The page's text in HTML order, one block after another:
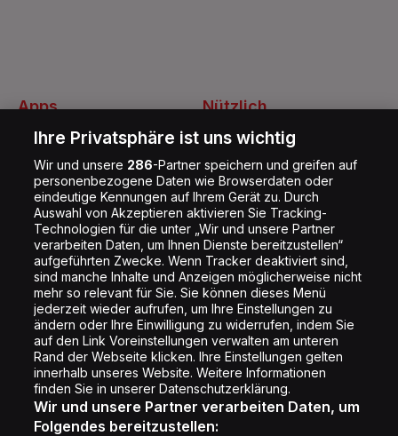
Folge uns
Nützlich
Kontakt
Jobs
Shop
Impressum
Rechtliches
Datenschutz
Cookie Liste
Cookie Einstellung
Apps
Energy Radio App
Ihre Privatsphäre ist uns wichtig
Wir und unsere 286-Partner speichern und greifen auf
personenbezogene Daten wie Browserdaten oder
eindeutige Kennungen auf Ihrem Gerät zu. Durch
Auswahl von Akzeptieren aktivieren Sie Tracking-
Technologien für die unter „Wir und unsere Partner
verarbeiten Daten, um Ihnen Dienste bereitzustellen“
aufgeführten Zwecke. Wenn Tracker deaktiviert sind,
sind manche Inhalte und Anzeigen möglicherweise nicht
mehr so relevant für Sie. Sie können dieses Menü
jederzeit wieder aufrufen, um Ihre Einstellungen zu
ändern oder Ihre Einwilligung zu widerrufen, indem Sie
auf den Link Voreinstellungen verwalten am unteren
Rand der Webseite klicken. Ihre Einstellungen gelten
innerhalb unseres Website. Weitere Informationen
finden Sie in unserer Datenschutzerklärung.
Wir und unsere Partner verarbeiten Daten, um
Folgendes bereitzustellen: